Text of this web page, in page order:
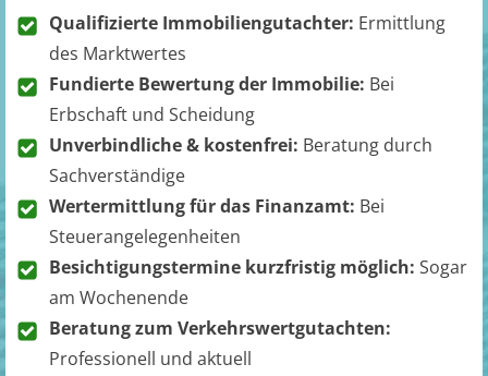
Qualifizierte Immobiliengutachter: Ermittlung
des Marktwertes
Fundierte Bewertung der Immobilie: Bei
Erbschaft und Scheidung
Unverbindliche & kostenfrei: Beratung durch
Sachverständige
Wertermittlung für das Finanzamt: Bei
Steuerangelegenheiten
Besichtigungstermine kurzfristig möglich: Sogar
am Wochenende
Beratung zum Verkehrswertgutachten:
Professionell und aktuell